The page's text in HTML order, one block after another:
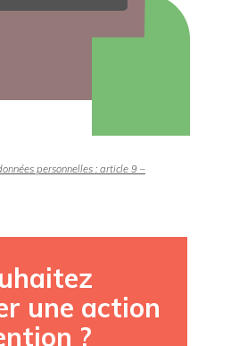
personnelles : article 9 –
une action
?